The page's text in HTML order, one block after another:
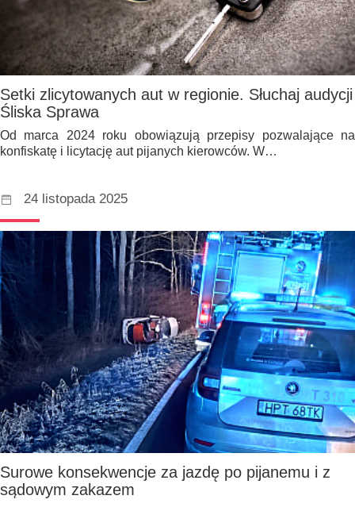
Setki zlicytowanych aut w regionie. Słuchaj audycji
Śliska Sprawa
Od marca 2024 roku obowiązują przepisy pozwalające na
konfiskatę i licytację aut pijanych kierowców. W…
24 listopada 2025
Surowe konsekwencje za jazdę po pijanemu i z
sądowym zakazem